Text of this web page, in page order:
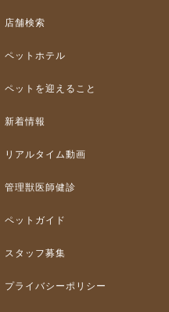
店舗検索
ペットホテル
ペットを迎えること
新着情報
リアルタイム動画
管理獣医師健診
ペットガイド
スタッフ募集
プライバシーポリシー